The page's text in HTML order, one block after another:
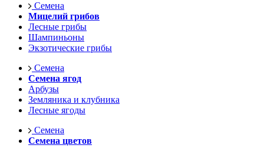
Семена
Мицелий грибов
Лесные грибы
Шампиньоны
Экзотические грибы
Семена
Семена ягод
Арбузы
Земляника и клубника
Лесные ягоды
Семена
Семена цветов